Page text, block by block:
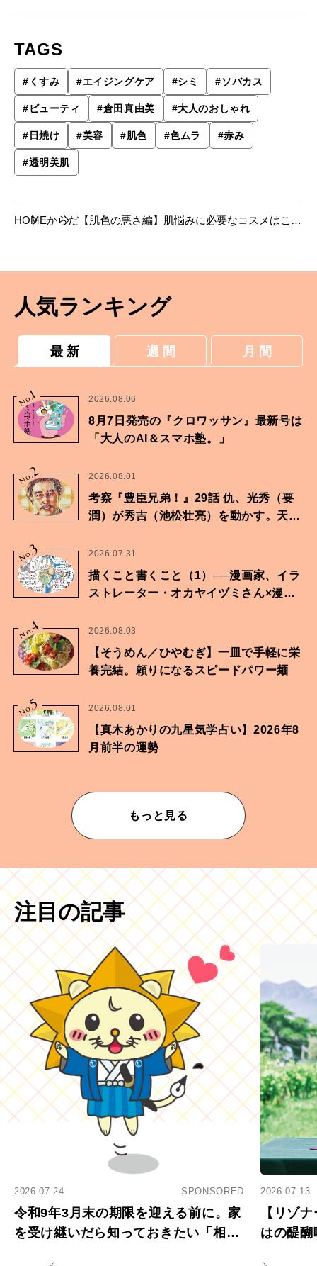
TAGS
# くすみ #エイジングケア #シミ #ソバカス
#ビューティ #倉田真由美 #大人のおしゃれ
# 日焼け #美容 #肌色 #色ムラ #赤み
#透明美肌
HOMEからだ 【肌色の悪さ編】肌悩みに必要なコスメはこ
人気ランキング
最 新 週 間 月 間
No.
1 2026.08.06
8月7日発売の『クロワッサン』最新号は
「大人のAI＆スマホ塾。」
No.2 2026.08.01
考察『豊臣兄弟！』29話 仇、光秀（要
潤）が秀吉（池松壮亮）を動かす。天下
No.
3 2026.07.31
描くこと書くこと（1）──漫画家、イラ
ストレーター・オカヤイヅミさん×漫画
No.
4 2026.08.03
【そうめん／ひやむぎ】一皿で手軽に栄
養完結。頼りになるスピードパワー麺
No.
5 2026.08.01
【真木あかりの九星気学占い】2026年8
月前半の運勢
もっと見る
注目の記事
2026.07.24 SPONSORED
令和9年3月末の期限を迎える前に。家
を受け継いだら知っておきたい「相続
2026.07.13
【リゾ
はの醍